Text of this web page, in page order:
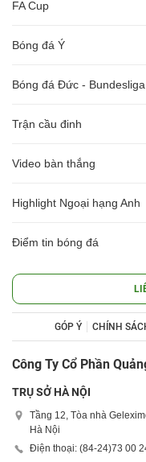
FA Cup
Bóng đá Ý
Bóng đá Đức - Bundesliga
Trận cầu đinh
Video bàn thắng
Highlight Ngoại hạng Anh
Điểm tin bóng đá
GÓP Ý CHÍNH
Công Ty Cổ Phần
TRỤ SỞ HÀ NỘI
Tầng 12, Tòa nhà
Hà Nội
Điện thoại: (84-24)73 00